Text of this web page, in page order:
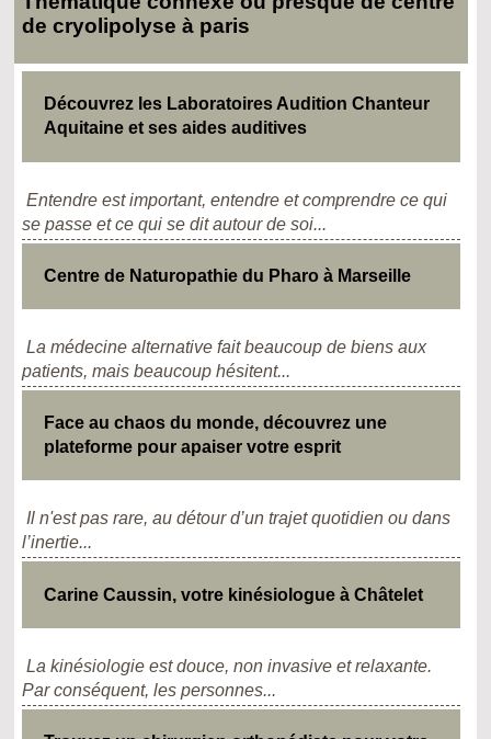
de cryolipolyse à paris
Découvrez les Laboratoires Audition Chanteur
Aquitaine et ses aides auditives
Entendre est important, entendre et comprendre ce qui
se passe et ce qui se dit autour de soi...
Centre de Naturopathie du Pharo à Marseille
La médecine alternative fait beaucoup de biens aux
patients, mais beaucoup hésitent...
Face au chaos du monde, découvrez une
plateforme pour apaiser votre esprit
Il n'est pas rare, au détour d’un trajet quotidien ou dans
l’inertie...
Carine Caussin, votre kinésiologue à Châtelet
La kinésiologie est douce, non invasive et relaxante.
Par conséquent, les personnes...